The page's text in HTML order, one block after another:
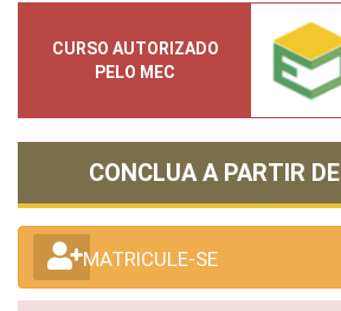
CURSO AUTORIZADO
PELO MEC
CONCLUA A PARTIR DE
MATRICULE-SE